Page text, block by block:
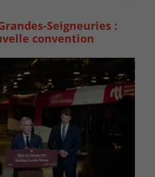
Seigneuries :
convention